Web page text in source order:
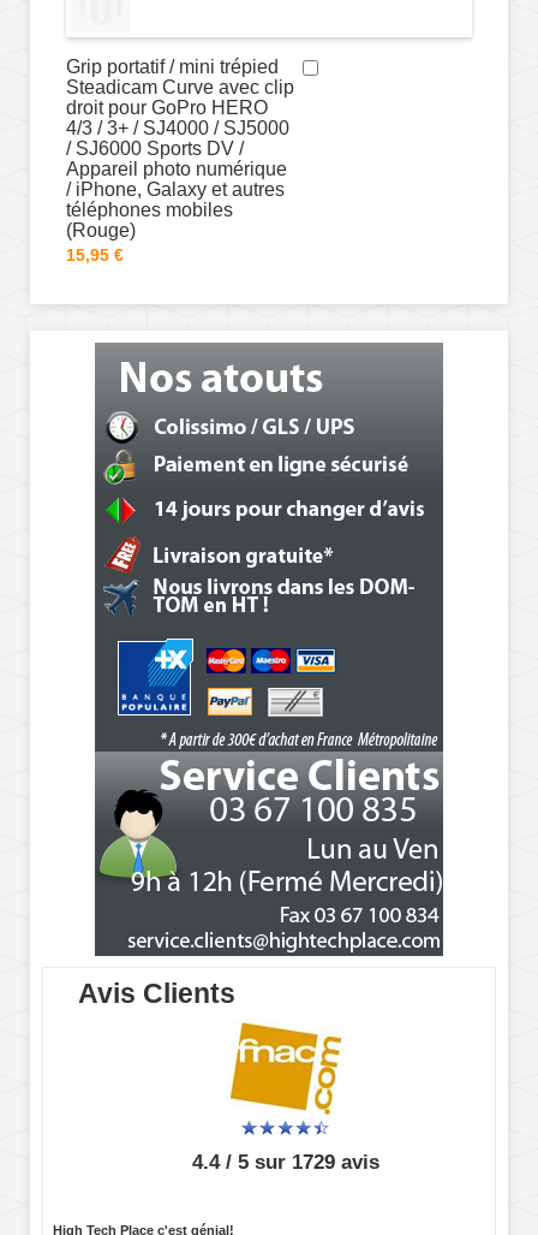
Grip portatif / mini trépied
Steadicam Curve avec clip
droit pour GoPro HERO
4/3 / 3+ / SJ4000 / SJ5000
/ SJ6000 Sports DV /
Appareil photo numérique
/ iPhone, Galaxy et autres
téléphones mobiles
(Rouge)
15,95 €
Avis Clients
4.4 / 5 sur 1729 avis
High Tech Place c'est génial!